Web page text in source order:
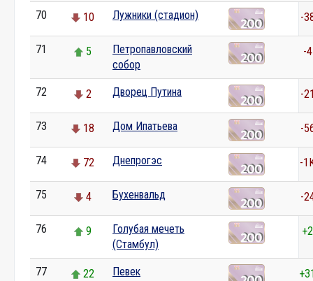
70 10 Лужники (стадион) -
71 5
Петропавловский
собор
-4
72 2 Дворец Путина -
73 18 Дом Ипатьева -
74 72 Днепрогэс -
75 4 Бухенвальд -
76 9
Голубая мечеть
(Стамбул)
+2
77 22 Певек